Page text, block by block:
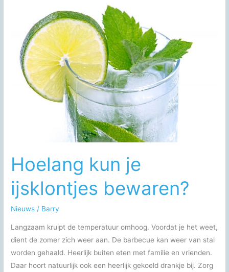
water
maken
Hoelang kun je
ijsklontjes bewaren?
Nieuws / Barry
Langzaam kruipt de temperatuur omhoog. Voordat je het weet,
dient de zomer zich weer aan. De barbecue kan weer van stal
worden gehaald. Heerlijk buiten eten met familie en vrienden.
Daar hoort natuurlijk ook een heerlijk gekoeld drankje bij. Zorg